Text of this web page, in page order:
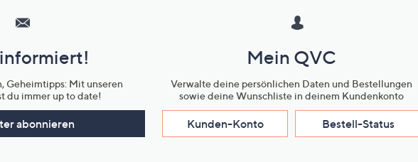
Geheimtipps: Mit unseren
du immer up to date!
abonnieren
Mein QVC
Verwalte deine persönlichen Daten und Bestellungen
sowie deine Wunschliste in deinem Kundenkonto
Kunden-Konto Bestell-Status